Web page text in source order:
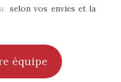
selon vos envies et la
équipe